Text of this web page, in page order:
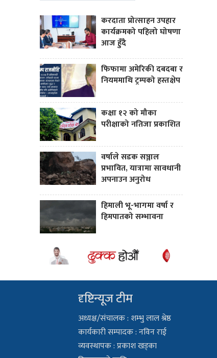
करदाता प्रोत्साहन उपहार
कार्यक्रमको पहिलो घोषणा
आज हुँदै
फिफामा अमेरिकी दबदबा र
नियममाथि ट्रम्पको हस्तक्षेप
कक्षा १२ को मौका
परीक्षाको नतिजा प्रकाशित
वर्षाले सडक सञ्जाल
प्रभावित, यात्रामा सावधानी
अपनाउन अनुरोध
हिमाली भू-भागमा वर्षा र
हिमपातको सम्भावना
दृष्टिन्यूज टीम
अध्यक्ष/संचालक : शम्भु लाल श्रेष्ठ
कार्यकारी सम्पादक : नविन राई
व्यवस्थापक : प्रकाश खड्का